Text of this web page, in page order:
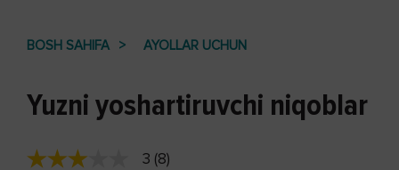
BOSH SAHIFA AYOLLAR UCHUN
Yuzni yoshartiruvchi niqoblar
3 (8)